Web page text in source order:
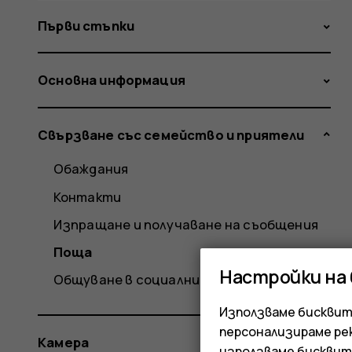
Първи стъпки
Основна информация
Свързване със семейство и приятели
Обаждания
Контакти
Изпращане и получаване на съобщения
Поща
Общуване в социални медии
Камера
Настройки
Използваме
персонализираме